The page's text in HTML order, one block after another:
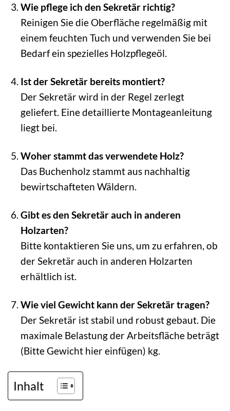
Wie pflege ich den Sekretär richtig?
Reinigen Sie die Oberfläche regelmäßig mit
einem feuchten Tuch und verwenden Sie bei
Bedarf ein spezielles Holzpflegeöl.
Ist der Sekretär bereits montiert?
Der Sekretär wird in der Regel zerlegt
geliefert. Eine detaillierte Montageanleitung
liegt bei.
Woher stammt das verwendete Holz?
Das Buchenholz stammt aus nachhaltig
bewirtschafteten Wäldern.
Gibt es den Sekretär auch in anderen
Holzarten?
Bitte kontaktieren Sie uns, um zu erfahren, ob
der Sekretär auch in anderen Holzarten
erhältlich ist.
Wie viel Gewicht kann der Sekretär tragen?
Der Sekretär ist stabil und robust gebaut. Die
maximale Belastung der Arbeitsfläche beträgt
(Bitte Gewicht hier einfügen) kg.
Inhalt